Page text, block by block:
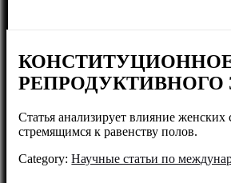
РЕПРОДУКТИВНОГО
Статья анализирует влияние
стремящимся к равенству полов.
Category:Научные статьи по